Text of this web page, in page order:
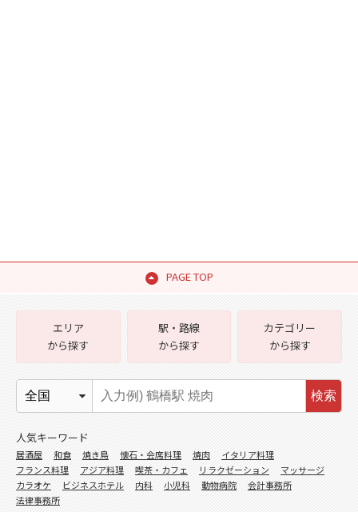
PAGE TOP
エリア
から探す
駅・路線
から探す
カテゴリー
から探す
検索
人気キーワード
居酒屋 和食 焼き鳥 懐石・会席料理 焼肉
イタリア料理
フランス料理
アジア料理 喫茶・カフェ リラクゼーション
マッサージ
カラオケ
ビジネスホテル 内科 小児科 動物病院
会計事務所
法律事務所